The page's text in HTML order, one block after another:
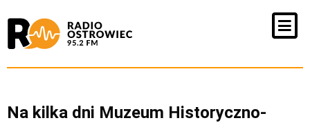
Na kilka dni Muzeum Historyczno-